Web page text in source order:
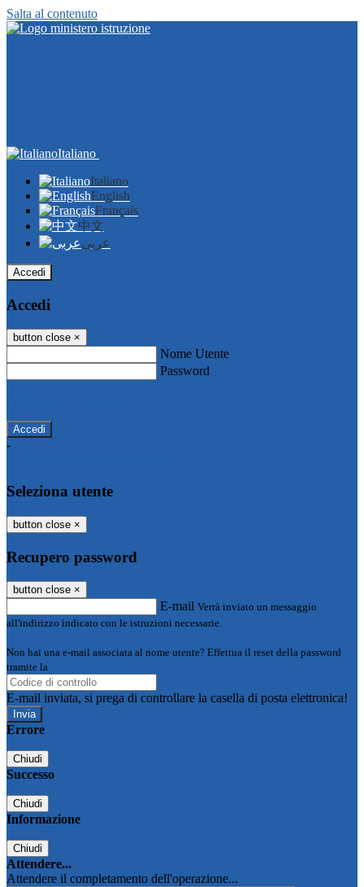
Salta al contenuto
Italiano
Italiano
English
Français
中文
عربى
Accedi
Accedi
button close ×
Nome Utente
Password
-
Seleziona utente
button close ×
Recupero password
button close ×
E-mail Verrà inviato un messaggio
all'indirizzo indicato con le istruzioni necessarie.
Non hai una e-mail associata al nome utente? Effettua il reset della password
tramite la
E-mail inviata, si prega di controllare la casella di posta elettronica!
Errore
Chiudi
Successo
Chiudi
Informazione
Chiudi
Attendere...
Attendere il completamento dell'operazione...